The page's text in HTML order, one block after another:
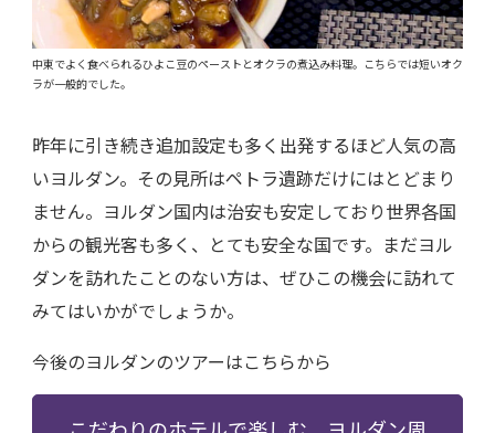
中東でよく食べられるひよこ豆のペーストとオクラの煮込み料理。こちらでは短いオク
ラが一般的でした。
昨年に引き続き追加設定も多く出発するほど人気の高
いヨルダン。その見所はペトラ遺跡だけにはとどまり
ません。ヨルダン国内は治安も安定しており世界各国
からの観光客も多く、とても安全な国です。まだヨル
ダンを訪れたことのない方は、ぜひこの機会に訪れて
みてはいかがでしょうか。
今後のヨルダンのツアーはこちらから